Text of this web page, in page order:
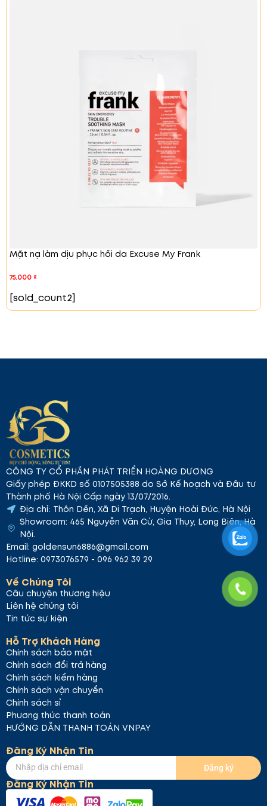
: Cung cấp độ ẩm và giúp
Những Lưu Ý Khi Sử Dụng
tra thành phần để tránh dị ứng.
Chứng Nhận An Toàn
Mặt nạ Celderma Honey Pepta Ampoule Essence
là sản phẩm mỹ phẩm chức năng đã được kiểm định.
Sản phẩm được đánh giá và đảm bảo an toàn cho
người sử dụng.
Hướng Dẫn Sử Dụng
Chuẩn bị da : Rửa mặt sạch và dùng toner để
cân bằng độ ẩm.
Sử dụng mặt nạ: Đắp mặt nạ lên mặt, tránh
vùng mắt và miệng.
Thư giãn: Để mặt nạ trên da từ 10-20 phút để
dưỡng chất thẩm thấu.
Hoàn tất quy trình: Xoa đều tinh chất còn lại
trên da để dưỡng chất thẩm thấu sâu hơn.
Kết Luận
Mặt nạ Celderma Honey Pepta Ampoule Essence
là lựa chọn lý tưởng cho những ai muốn chăm sóc
và mang lại cảm giác mềm mại, mịn màng.
Mặt nạ làm dịu phục hồi da Excuse My Frank
75.000₫
[sold_count2]
CÔNG TY CỔ PHẦN PHÁT TRIỂN HOÀNG DƯƠNG
Giấy phép ĐKKD số 0107505388 do Sở Kế hoạch và Đầu tư
Thành phố Hà Nội Cấp ngày 13/07/2016.
Địa chỉ: Thôn Dền, Xã Di Trạch, Huyện Hoài Đức, Hà Nội
Showroom: 465 Nguyễn Văn Cừ, Gia Thụy, Long Biên, Hà
Nội.
Email: goldensun6886@gmail.com
Hotline: 0973076579 - 096 962 39 29
Về Chúng Tôi
Câu chuyện thương hiệu
Liên hệ chúng tôi
Tin tức sự kiện
Hỗ Trợ Khách Hàng
Chính sách bảo mật
Chính sách đổi trả hàng
Chính sách kiểm hàng
Chính sách vận chuyển
Chính sách sỉ
Phương thức thanh toán
HƯỚNG DẪN THANH TOÁN VNPAY
Đăng Ký Nhận Tin
Đăng ký
Đăng Ký Nhận Tin